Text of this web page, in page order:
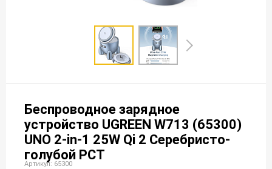
Беспроводное зарядное
устройство UGREEN W713 (65300)
UNO 2-in-1 25W Qi 2 Серебристо-
голубой РСТ
Артикул: 65300